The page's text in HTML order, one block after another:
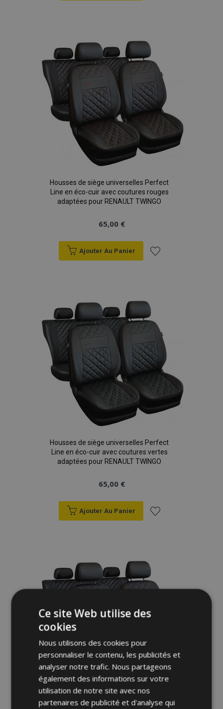
liste
d'achats
Housses de siège universelles Perfect
Line en éco-cuir avec coutures rouges
adaptées pour RENAULT TWINGO
65,00 €
Ajouter Au Panier
liste
d'achats
Housses de siège universelles Perfect
Line en éco-cuir avec coutures vertes
adaptées pour RENAULT TWINGO
65,00 €
Ajouter Au Panier
liste
d'achats
Housses de siège universelles Perfect
Ce site Web utilise des
cookies
Nous utilisons des cookies pour
personnaliser le contenu, les publicités et
analyser notre trafic. Nous partageons
également des informations sur votre
utilisation de notre site avec nos
partenaires de publicité et d'analyse qui